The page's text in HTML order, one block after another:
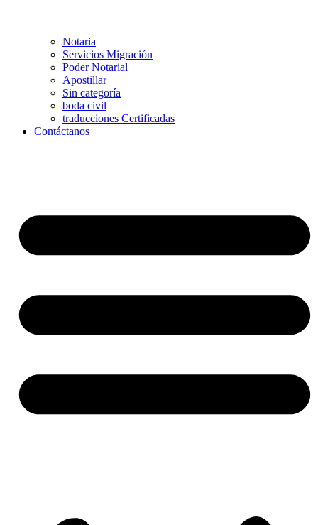
Notaria
Servicios Migración
Poder Notarial
Apostillar
Sin categoría
boda civil
traducciones Certificadas
Contáctanos